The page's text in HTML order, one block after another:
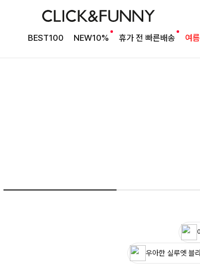
BEST100 NEW10% 휴가 전 빠른배송 여
여름의 끝을 완성할
감각적인 원피스
우아한 실루엣 블